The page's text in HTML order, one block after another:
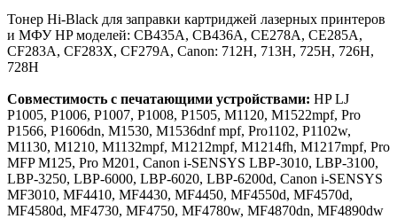
Тонер Hi-Black для заправки картриджей лазерных принтеров
и МФУ HP моделей: СB435A, CB436A, CE278A, CE285A,
CF283A, CF283X, CF279A, Canon: 712H, 713H, 725H, 726H,
728H
Совместимость с печатающими устройствами: HP LJ
P1005, P1006, P1007, P1008, P1505, M1120, M1522mpf, Pro
P1566, P1606dn, M1530, M1536dnf mpf, Pro1102, P1102w,
M1130, M1210, M1132mpf, M1212mpf, M1214fh, M1217mpf, Pro
MFP M125, Pro M201, Canon i-SENSYS LBP-3010, LBP-3100,
LBP-3250, LBP-6000, LBP-6020, LBP-6200d, Canon i-SENSYS
MF3010, MF4410, MF4430, MF4450, MF4550d, MF4570d,
MF4580d, MF4730, MF4750, MF4780w, MF4870dn, MF4890dw